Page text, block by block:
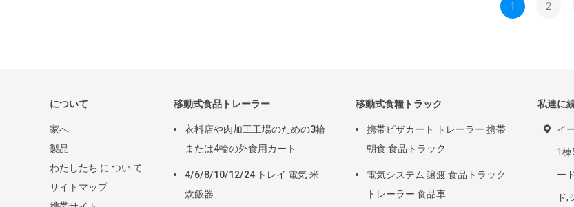
1 2
について
家へ
製品
わたしたち に つい て
サイトマップ
移動式食品トレーラー
衣料店や肉加工工場のための3輪
または4輪の外食用カート
4/6/8/10/12/24 トレイ 電気 米
炊飯器
移動式食糧トラック
携帯ピザカート トレーラー 携帯
朝食 食品トラック
電気システム 譲渡 食品トラック
トレーラー 食品車
私達に
イ
1
ー
ド,